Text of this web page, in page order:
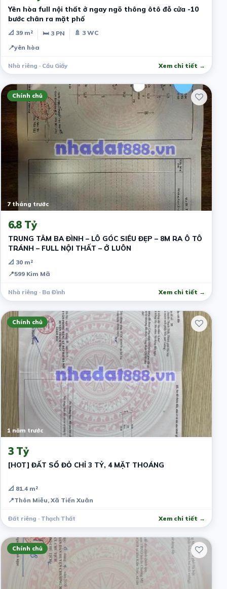
Yên hòa full nội thất ở ngay ngõ thông ôtô đỗ cửa -10
bước chân ra mặt phố
📐 39 m² 🛏 3 PN
🚿 3 WC
📍yên hòa
Nhà riêng · Cầu Giấy Xem chi tiết →
Chính chủ
7 tháng trước
6.8 Tỷ
TRUNG TÂM BA ĐÌNH – LÔ GÓC SIÊU ĐẸP – 8M RA Ô TÔ
TRÁNH – FULL NỘI THẤT – Ở LUÔN
📐 30 m²
📍599 Kim Mã
Nhà riêng · Ba Đình Xem chi tiết →
Chính chủ
1 năm trước
3 Tỷ
[HOT] ĐẤT SỔ ĐỎ CHỈ 3 TỶ, 4 MẶT THOÁNG
📐 81.4 m²
📍Thôn Miễu, Xã Tiến Xuân
Đất riêng · Thạch Thất Xem chi tiết →
Chính chủ